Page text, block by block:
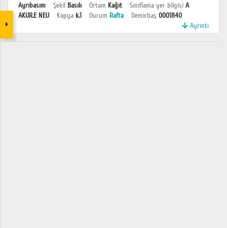
Ayrıbasım
Şekil Basılı Ortam Kağıt Sınıflama yer bilgisi A
AKUR.E NEU
Kopya k.1 Durum Rafta Demirbaş 0001840
Ayrıntı